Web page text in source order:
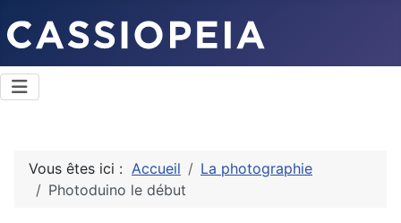
Vous êtes ici : Accueil
La photographie
Photoduino le début